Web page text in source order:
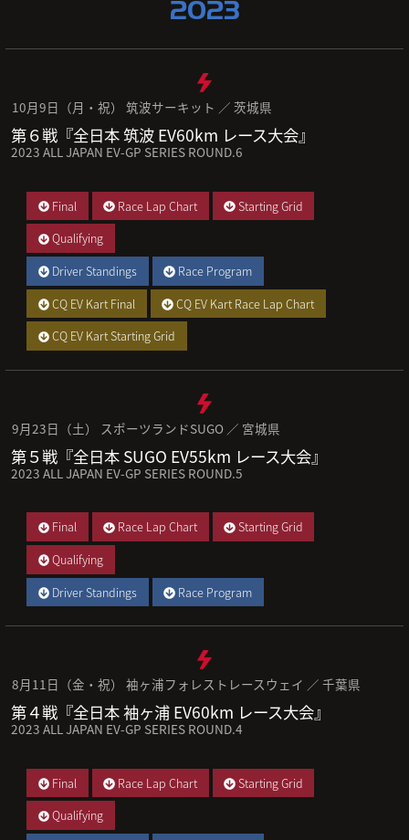
2023
10月9日（月・祝） 筑波サーキット ／ 茨城県
第６戦『全日本 筑波 EV60km レース大会』
2023 ALL JAPAN EV-GP SERIES ROUND.6
Final Race Lap Chart
Starting Grid
Qualifying
Driver Standings
Race Program
CQ EV Kart Final
CQ EV Kart Race Lap Chart
CQ EV Kart Starting Grid
9月23日（土） スポーツランドSUGO ／ 宮城県
第５戦『全日本 SUGO EV55km レース大会』
2023 ALL JAPAN EV-GP SERIES ROUND.5
Final Race Lap Chart
Starting Grid
Qualifying
Driver Standings
Race Program
8月11日（金・祝） 袖ヶ浦フォレストレースウェイ ／ 千葉県
第４戦『全日本 袖ヶ浦 EV60km レース大会』
2023 ALL JAPAN EV-GP SERIES ROUND.4
Final Race Lap Chart
Starting Grid
Qualifying